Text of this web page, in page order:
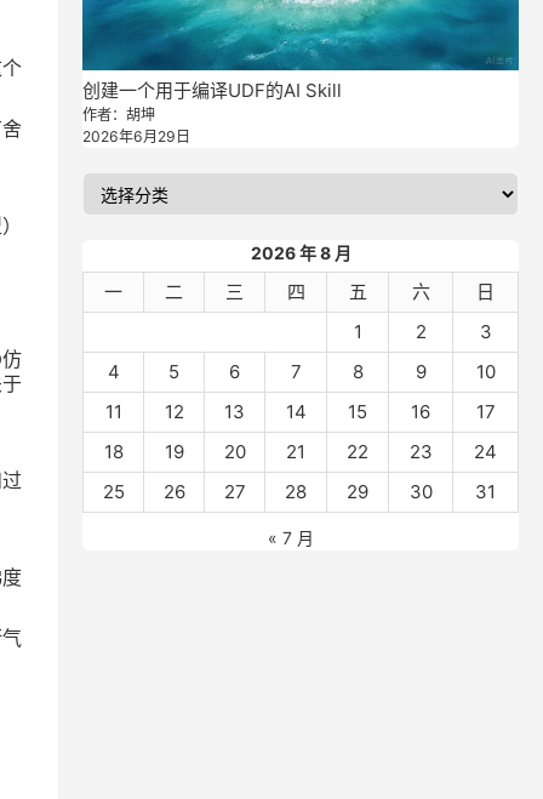
仿
创建一个用于编译UDF的AI Skill
作者：胡坤
2026年6月29日
2026 年 8 月
一 二 三 四 五 六
日
1
2
3
4
5 6 7 8 9
10
11
12 13 14 15 16
17
18
19 20 21 22 23
24
25
26 27 28 29 30 31
« 7 月